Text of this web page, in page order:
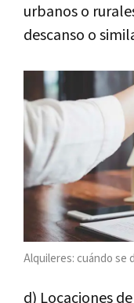
urbanos o
descanso o
Alquileres: cuándo se
d) Locaciones